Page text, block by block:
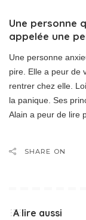
Une personne
appelée une
Une personne
pire. Elle a peur de
rentrer chez elle.
la panique. Ses
Alain a peur de lire
SHARE ON
A lire aussi